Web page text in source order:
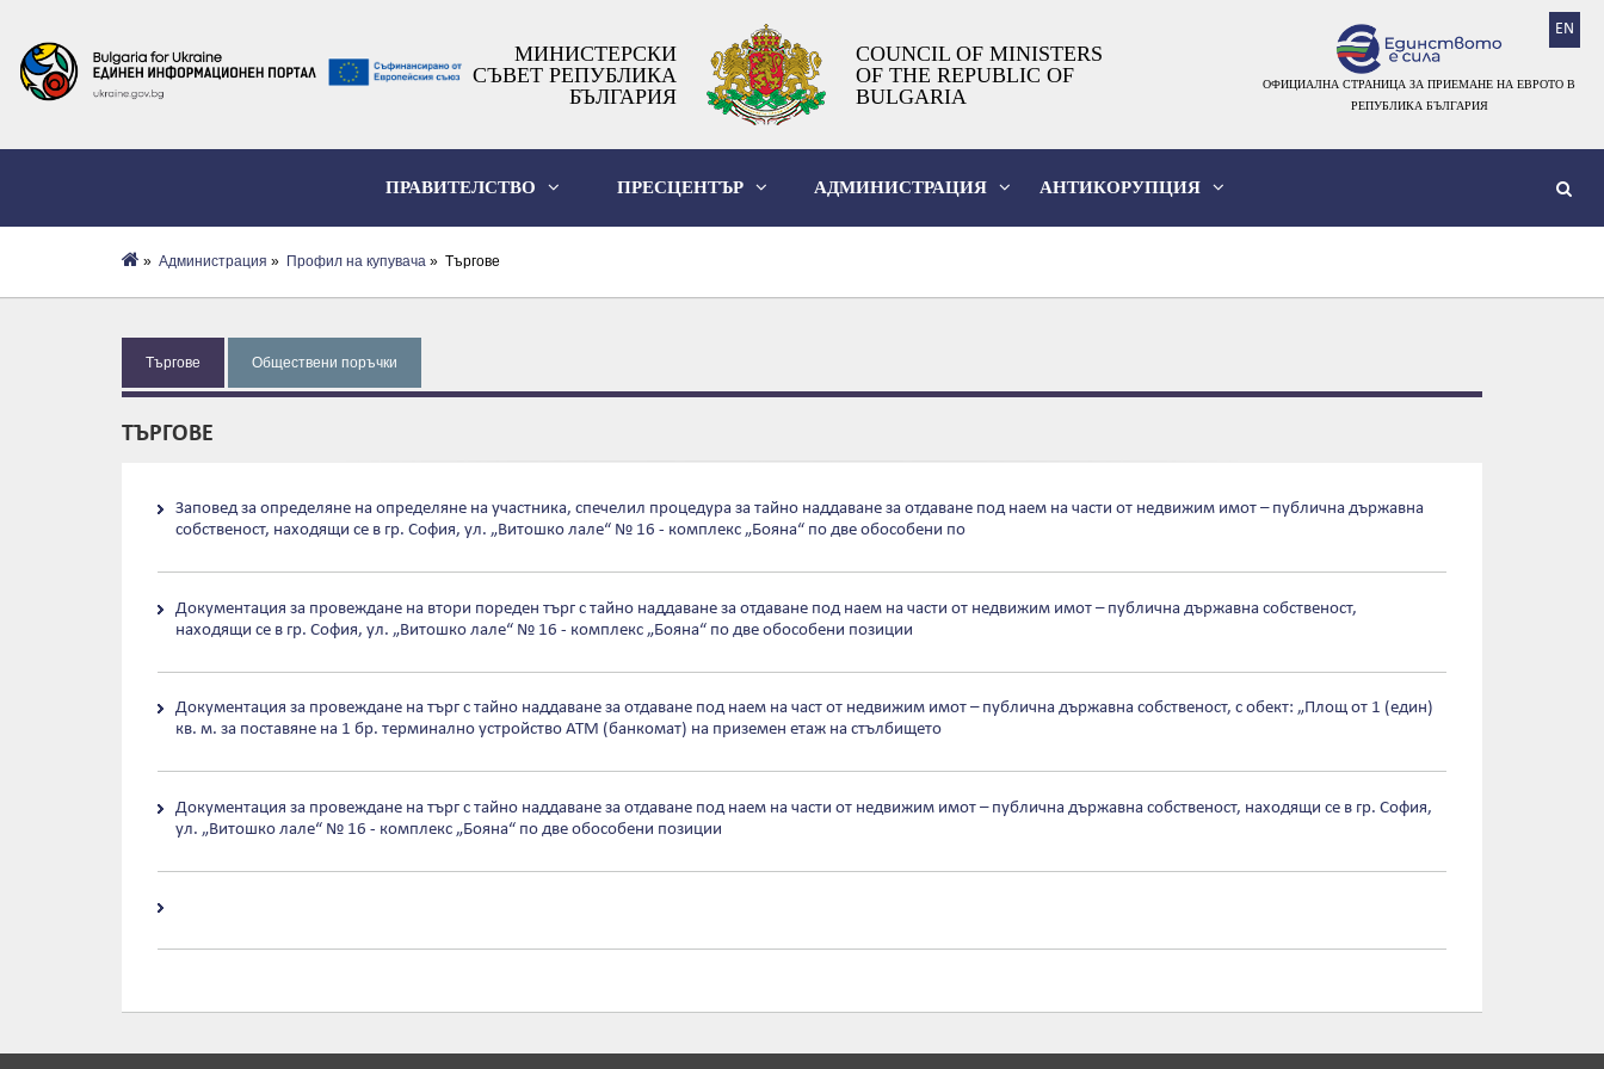
EN
МИНИСТЕРСКИ
СЪВЕТ РЕПУБЛИКА
БЪЛГАРИЯ
COUNCIL OF MINISTERS
OF THE REPUBLIC OF
BULGARIA
ОФИЦИАЛНА СТРАНИЦА ЗА ПРИЕМАНЕ НА ЕВРОТО В
РЕПУБЛИКА БЪЛГАРИЯ
ПРАВИТЕЛСТВО ПРЕСЦЕНТЪР АДМИНИСТРАЦИЯ АНТИКОРУПЦИЯ
» Администрация » Профил на купувача » Търгове
Търгове Обществени поръчки
ТЪРГОВЕ
Заповед за определяне на определяне на участника, спечелил процедура за тайно наддаване за отдаване под наем на части от недвижим имот – публична държавна
собственост, находящи се в гр. София, ул. „Витошко лале“ № 16 - комплекс „Бояна“ по две обособени по
Документация за провеждане на втори пореден търг с тайно наддаване за отдаване под наем на части от недвижим имот – публична държавна собственост,
находящи се в гр. София, ул. „Витошко лале“ № 16 - комплекс „Бояна“ по две обособени позиции
Документация за провеждане на търг с тайно наддаване за отдаване под наем на част от недвижим имот – публична държавна собственост, с обект: „Площ от 1 (един)
кв. м. за поставяне на 1 бр. терминално устройство АТМ (банкомат) на приземен етаж на стълбището
Документация за провеждане на търг с тайно наддаване за отдаване под наем на части от недвижим имот – публична държавна собственост, находящи се в гр. София,
ул. „Витошко лале“ № 16 - комплекс „Бояна“ по две обособени позиции